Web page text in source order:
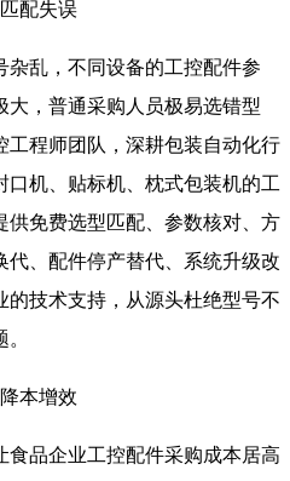
配失误
乱，不同设备的工控配件参
，普通采购人员极易选错型
工程师团队，深耕包装自动化行
口机、贴标机、枕式包装机的工
供免费选型匹配、参数核对、方
、配件停产替代、系统升级改
技术支持，从源头杜绝型号不
本增效
品企业工控配件采购成本居高